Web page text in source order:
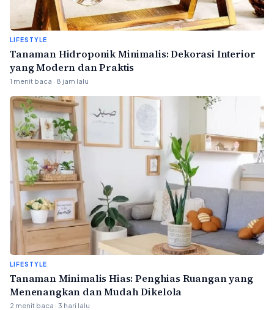
LIFESTYLE
Tanaman Hidroponik Minimalis: Dekorasi Interior
yang Modern dan Praktis
1 menit baca · 8 jam lalu
LIFESTYLE
Tanaman Minimalis Hias: Penghias Ruangan yang
Menenangkan dan Mudah Dikelola
2 menit baca · 3 hari lalu